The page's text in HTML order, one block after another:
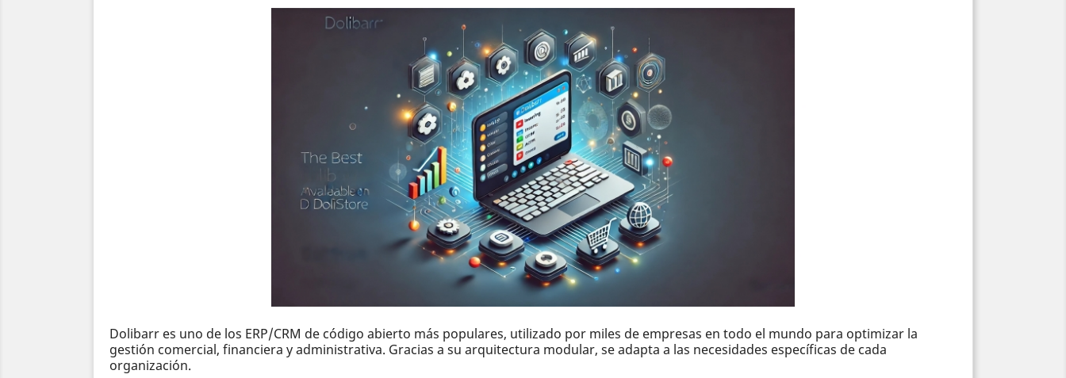
Dolibarr es uno de los ERP/CRM de código abierto más populares, utilizado por miles de empresas en todo el mundo para optimizar la
gestión comercial, financiera y administrativa. Gracias a su arquitectura modular, se adapta a las necesidades específicas de cada
organización.